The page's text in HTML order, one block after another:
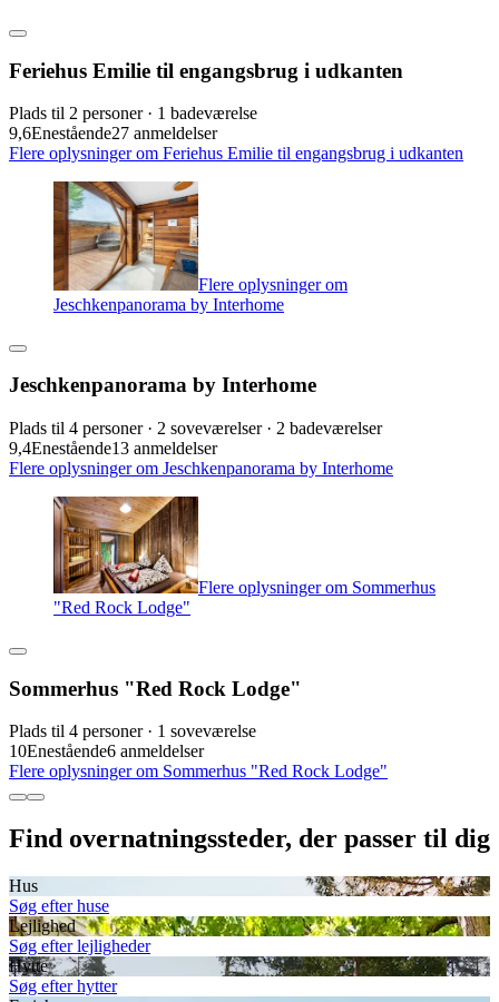
Feriehus Emilie til engangsbrug i udkanten
Plads til 2 personer · 1 badeværelse
9,6Enestående27 anmeldelser
Flere oplysninger om Feriehus Emilie til engangsbrug i udkanten
Flere oplysninger om
Jeschkenpanorama by Interhome
Jeschkenpanorama by Interhome
Plads til 4 personer · 2 soveværelser · 2 badeværelser
9,4Enestående13 anmeldelser
Flere oplysninger om Jeschkenpanorama by Interhome
Flere oplysninger om Sommerhus
"Red Rock Lodge"
Sommerhus "Red Rock Lodge"
Plads til 4 personer · 1 soveværelse
10Enestående6 anmeldelser
Flere oplysninger om Sommerhus "Red Rock Lodge"
Find overnatningssteder, der passer til dig
Hus
Søg efter huse
Lejlighed
Søg efter lejligheder
Hytte
Søg efter hytter